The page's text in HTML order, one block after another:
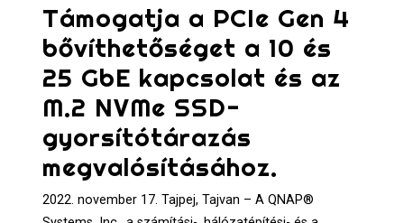
Támogatja a PCIe Gen 4
bővíthetőséget a 10 és
25 GbE kapcsolat és az
M.2 NVMe SSD-
gyorsítótárazás
megvalósításához.
2022. november 17. Tajpej, Tajvan – A QNAP®